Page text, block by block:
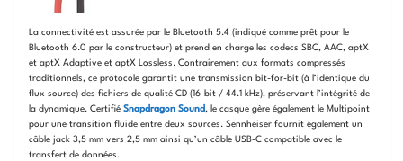
La connectivité est assurée par le Bluetooth 5.4 (indiqué comme prêt pour le
Bluetooth 6.0 par le constructeur) et prend en charge les codecs SBC, AAC, aptX
et aptX Adaptive et aptX Lossless. Contrairement aux formats compressés
traditionnels, ce protocole garantit une transmission bit-for-bit (à l’identique du
flux source) des fichiers de qualité CD (16-bit / 44.1 kHz), préservant l’intégrité de
la dynamique. Certifié Snapdragon Sound, le casque gère également le Multipoint
pour une transition fluide entre deux sources. Sennheiser fournit également un
câble jack 3,5 mm vers 2,5 mm ainsi qu’un câble USB-C compatible avec le
transfert de données.